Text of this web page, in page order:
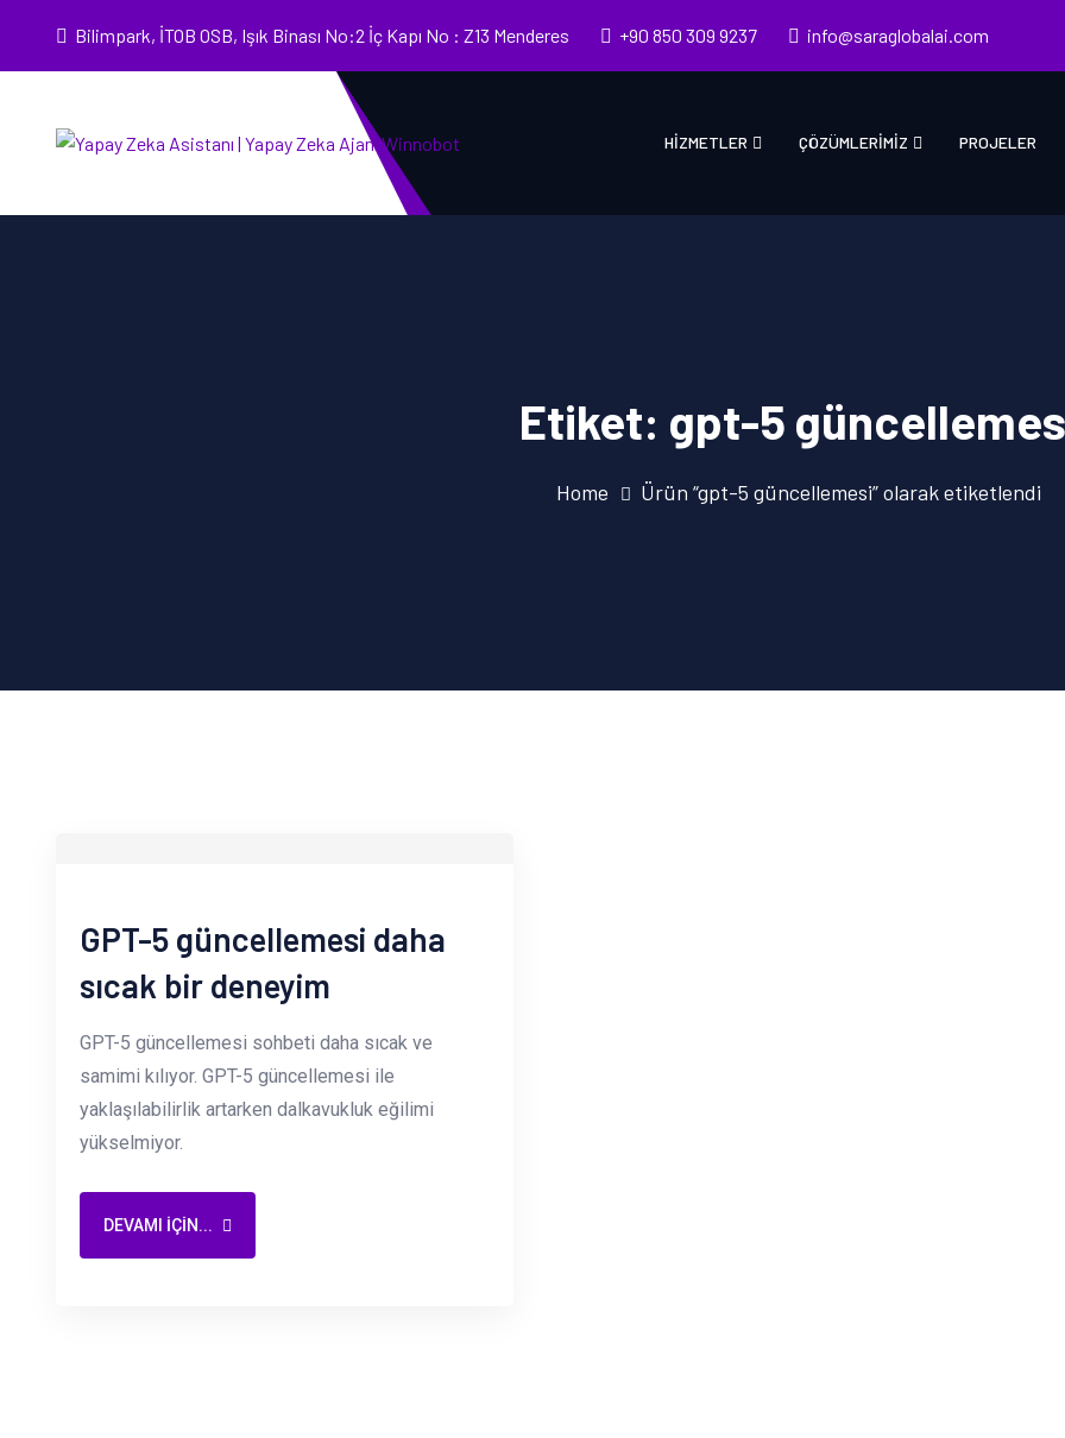
Bilimpark, İTOB OSB, Işık Binası No:2 İç Kapı No : Z13 Menderes +90 850 309 9237 info@saraglobalai.com
HIZMETLER ÇÖZÜMLERIMIZ PROJELER
Etiket: gpt-5
Home Ürün “gpt-5 güncellemesi” olarak etiketlendi
GPT-5 güncellemesi daha
sıcak bir deneyim
GPT-5 güncellemesi sohbeti daha sıcak ve
samimi kılıyor. GPT-5 güncellemesi ile
yaklaşılabilirlik artarken dalkavukluk eğilimi
yükselmiyor.
DEVAMI IÇIN...